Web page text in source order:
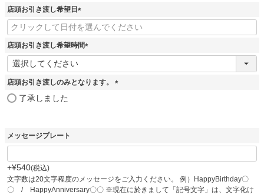
店頭お引き渡し希望日
(
必
須
)
店頭お引き渡し希望時間
(
須
店頭お引き渡しのみとなります。
了承しました
メッセージプレート
+¥540 税込
文字数は20文字程度のメッセージをご入力ください。 例）HappyBirthday〇
〇 / HappyAnniversary〇〇 ※現在に於きまして「記号文字」は、文字化け